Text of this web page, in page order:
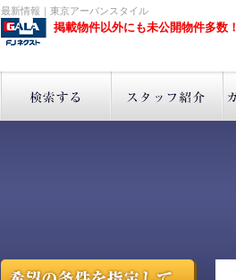
最新情報｜東京アーバンスタイル
掲載物件以外にも未公開物件多数！